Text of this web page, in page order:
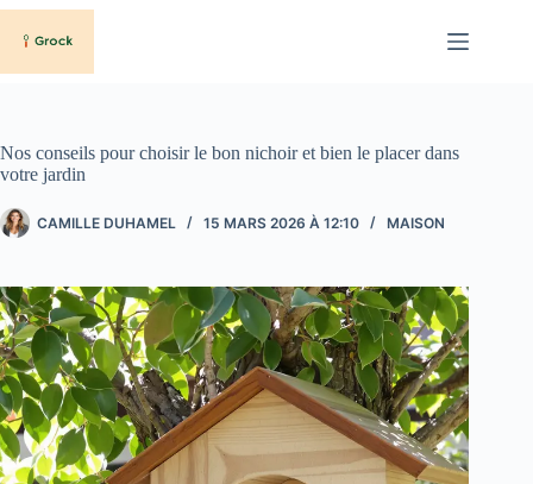
Passer
contenu
Nos conseils pour choisir le bon nichoir et bien le placer dans
votre jardin
CAMILLE DUHAMEL 15 MARS 2026 À 12:10 MAISON